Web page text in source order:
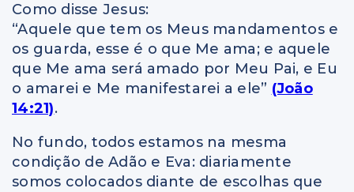
Como disse Jesus:
“Aquele que tem os Meus mandamentos e
os guarda, esse é o que Me ama; e aquele
que Me ama será amado por Meu Pai, e Eu
o amarei e Me manifestarei a ele” (João
14:21).
No fundo, todos estamos na mesma
condição de Adão e Eva: diariamente
somos colocados diante de escolhas que